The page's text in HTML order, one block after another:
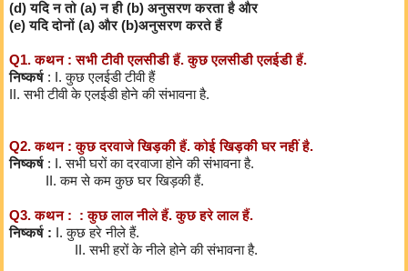
(d) यदि न तो (a) न ही (b) अनुसरण करता है और
(e) यदि दोनों (a) और (b)अनुसरण करते हैं
Q1. कथन : सभी टीवी एलसीडी हैं. कुछ एलसीडी एलईडी हैं.
निष्कर्ष : I. कुछ एलईडी टीवी हैं
II. सभी टीवी के एलईडी होने की संभावना है.
Q2. कथन : कुछ दरवाजे खिड़की हैं. कोई खिड़की घर नहीं है.
निष्कर्ष : I. सभी घरों का दरवाजा होने की संभावना है.
II. कम से कम कुछ घर खिड़की हैं.
Q3. कथन : : कुछ लाल नीले हैं. कुछ हरे लाल हैं.
निष्कर्ष : I. कुछ हरे नीले हैं.
II. सभी हरों के नीले होने की संभावना है.